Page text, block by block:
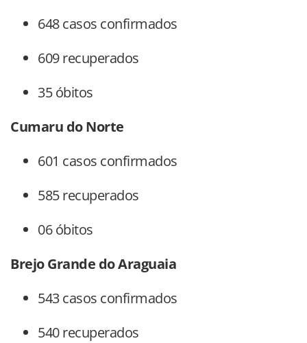
648 casos confirmados
609 recuperados
35 óbitos
Cumaru do Norte
601 casos confirmados
585 recuperados
06 óbitos
Brejo Grande do Araguaia
543 casos confirmados
540 recuperados